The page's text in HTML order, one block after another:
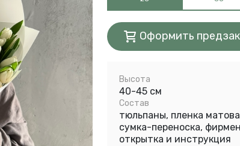
Оформить
Высота
40-45 см
Состав
тюльпаны, пленка
сумка-переноска,
открытка и инструкция